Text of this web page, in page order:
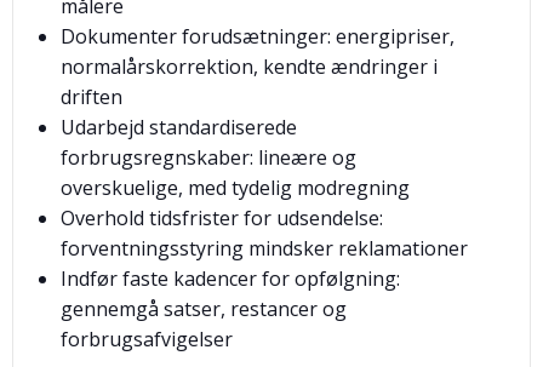
målere
Dokumenter forudsætninger: energipriser,
normalårskorrektion, kendte ændringer i
driften
Udarbejd standardiserede
forbrugsregnskaber: lineære og
overskuelige, med tydelig modregning
Overhold tidsfrister for udsendelse:
forventningsstyring mindsker reklamationer
Indfør faste kadencer for opfølgning:
gennemgå satser, restancer og
forbrugsafvigelser